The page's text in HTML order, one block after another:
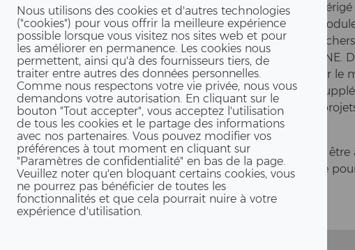
Nous utilisons des cookies et d'autres technologies
("cookies") pour vous offrir la meilleure expérience
possible lorsque vous visitez nos sites web et pour
les améliorer en permanence. Les cookies nous
permettent, ainsi qu'à des fournisseurs tiers, de
traiter entre autres des données personnelles.
Comme nous respectons votre vie privée, nous vous
demandons votre autorisation. En cliquant sur le
bouton "Tout accepter", vous acceptez l'utilisation
de tous les cookies et le partage des informations
avec nos partenaires. Vous pouvez modifier vos
préférences à tout moment en cliquant sur
"Paramètres de confidentialité" en bas de la page.
Veuillez noter qu'en bloquant certains cookies, vous
ne pourrez pas bénéficier de toutes les
fonctionnalités et que cela pourrait nuire à votre
expérience d'utilisation.
du­lai­re en bois sera en outre
veau site de Sins­heim, des
aménagés ainsi que des
con­struc­tions mo­du­lai­res ERNE.
men­ta­ti­on des capacités pour le
des avan­ta­ges. Avec un site
proximité des cli­ents et des
crée de nou­veaux em­plois.
Le hall de pro­duc­tion de­v­rait
de la pro­duc­tion est annoncé
Vi­sua­li­sa­ti­on : GOLD­BECK